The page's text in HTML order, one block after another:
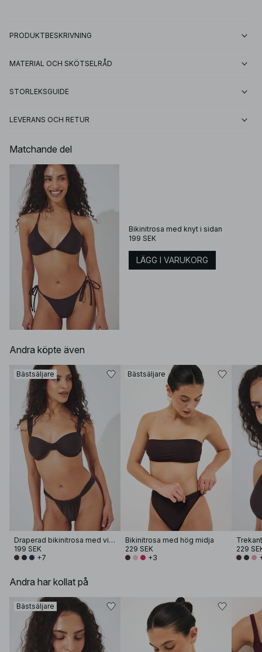
PRODUKTBESKRIVNING
MATERIAL OCH SKÖTSELRÅD
STORLEKSGUIDE
LEVERANS OCH RETUR
Matchande del
Bikinitrosa med knyt i sidan
199 SEK
LÄGG I VARUKORG
Andra köpte även
Bästsäljare
Draperad bikinitrosa med vida band
199 SEK
+7
Bästsäljare
Bikinitrosa med hög midja
229 SEK
+3
229
Andra har kollat på
Bästsäljare